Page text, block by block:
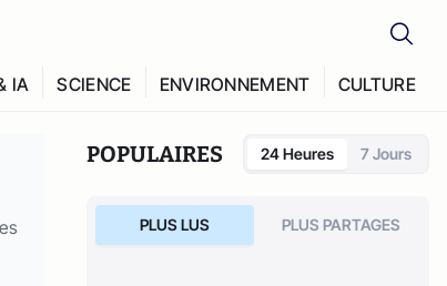
IA SCIENCE ENVIRONNEMENT CULTURE
POPULAIRES 24 Heures 7 Jours
PLUS LUS PLUS PARTAGES